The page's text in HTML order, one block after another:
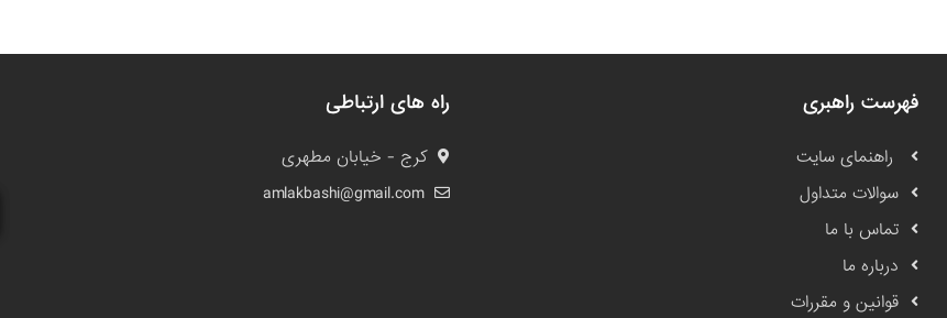
فهرست راهبری
راهنمای سایت
سوالات متداول
تماس با ما
درباره ما
قوانین و مقررات
راه های ارتباطی
کرج - خیابان مطهری
amlakbashi@gmail.com